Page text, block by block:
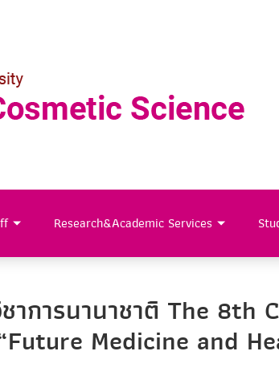
Research&Academic Services
าการนานาชาติ The
Medicine and